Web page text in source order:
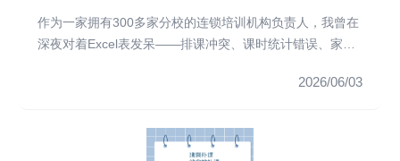
作为一家拥有300多家分校的连锁培训机构负责人，我曾在
深夜对着Excel表发呆——排课冲突、课时统计错误、家长
2026/06/03